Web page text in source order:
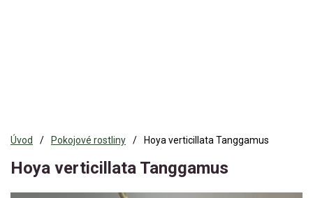
Úvod Pokojové rostliny Hoya verticillata Tanggamus
Hoya verticillata Tanggamus